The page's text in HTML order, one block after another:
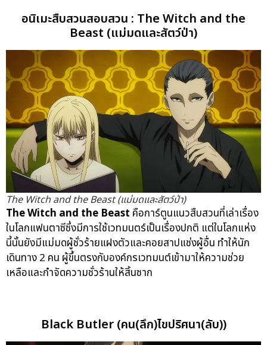
อนิเมะสืบสวนสอบสวน : The Witch and the
Beast (แม่มดและสัตว์ป่า)
The Witch and the Beast (แม่มดและสัตว์ป่า)
The Witch and the Beast คือการ์ตูนแนวสืบสวนที่เล่าเรื่อง
ในโลกแฟนตาซีซึ่งมีการใช้เวทมนตร์เป็นเรื่องปกติ แต่ในโลกแห่ง
นี้นั้นยังมีแม่มดผู้ชั่วร้ายแฝงตัวและคอยสาปแช่งผู้อื่น ทำให้นัก
เดินทาง 2 คน ผู้ขึ้นตรงกับองค์กรเวทมนต์เข้ามาให้ความช่วย
เหลือและกำจัดความชั่วร้านให้สิ้นซาก
Black Butler (คน(ลึก)ไขปริศนา(ลับ))